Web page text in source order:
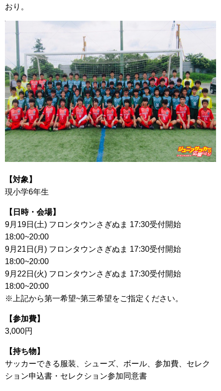
おり。
【対象】
現小学6年生
【日時・会場】
9月19日(土) フロンタウンさぎぬま 17:30受付開始
18:00~20:00
9月21日(月) フロンタウンさぎぬま 17:30受付開始
18:00~20:00
9月22日(火) フロンタウンさぎぬま 17:30受付開始
18:00~20:00
※上記から第一希望~第三希望をご指定ください。
【参加費】
3,000円
【持ち物】
サッカーできる服装、シューズ、ボール、参加費、セレク
ション申込書・セレクション参加同意書